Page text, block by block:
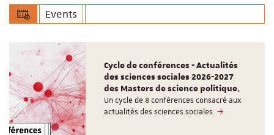
Events
Cycle de conférences - Actualités
des sciences sociales 2026-2027
des Masters de science politique.
Un cycle de 8 conférences consacré aux
actualités des sciences sociales.